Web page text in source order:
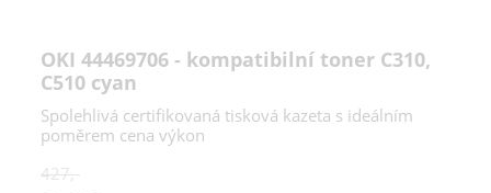
OKI 44469706 - kompatibilní toner C310,
C510 cyan
Spolehlivá certifikovaná tisková kazeta s ideálním
poměrem cena výkon
427,-